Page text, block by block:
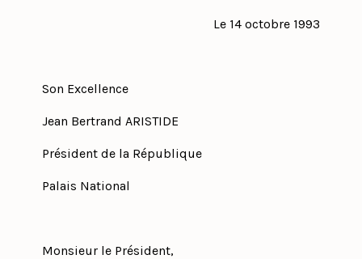
Le 14 octobre 1993
Son Excellence
Jean Bertrand ARISTIDE
Président de la République
Palais National
Monsieur le Président,